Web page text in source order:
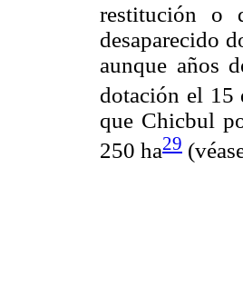
restitución o
desaparecido
aunque años
dotación el 15
que Chicbul
250 ha29